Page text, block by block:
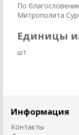
По
Митрополита
Единицы
шт
Информация
Контакты